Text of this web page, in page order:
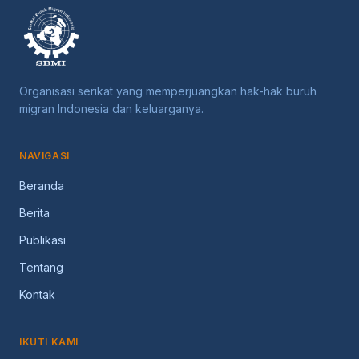
karena korban masih
berada di luar negeri,
mengabaikan fakta bahwa
pelaku berada di Indo...
Organisasi serikat yang memperjuangkan hak-hak buruh
migran Indonesia dan keluarganya.
NAVIGASI
Beranda
Berita
Publikasi
Tentang
Kontak
IKUTI KAMI